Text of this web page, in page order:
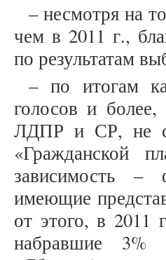
– несмотря на
чем в 2011 г.,
по результатам
– по итогам
голосов и
ЛДПР и СР, не
«Гражданской
зависимость –
имеющие
от этого, в 2011
набравшие 3%